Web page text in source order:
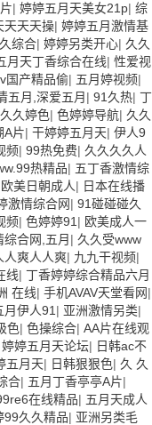
| 婷婷五月天美女21p| 综
天天天操| 婷婷五月激情基
综合| 婷婷另类开心| 久久
月天丁香综合在线| 性爱视
国产精品偷| 五月婷视频|
五月,深爱五月 | 91久热| 丁
久久婷色| 色婷婷导航| 久久
A片| 干婷婷五月天| 伊人9
频| 99热免费| 久久久久人
热精品| 五丁香激情综
欧美日朝成人| 日本在线播
激情综合网| 91碰碰碰久
频| 色婷婷91 | 欧美成人一
综合网,五月 | 久久受www
人爽人人爽| 九九干视频|
线| 丁香婷婷综合精品六月
在线| 手机AVAV天堂看网|
月伊人91 | 亚洲激情另类|
色| 色操综合| AA片在线观
婷婷五月天论坛| 日韩ac不
五月天| 日韩狠狠色| 久 久
合| 五月丁香亭亭A片|
在线精品| 五月天成人
99久久精品| 亚洲另类毛